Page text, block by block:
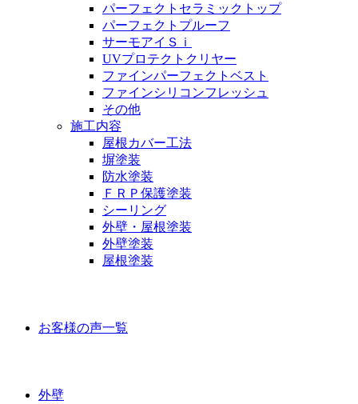
パーフェクトセラミックトップ
パーフェクトプルーフ
サーモアイＳｉ
UVプロテクトクリヤー
ファインパーフェクトベスト
ファインシリコンフレッシュ
その他
施工内容
屋根カバー工法
塀塗装
防水塗装
ＦＲＰ保護塗装
シーリング
外壁・屋根塗装
外壁塗装
屋根塗装
お客様の声一覧
外壁